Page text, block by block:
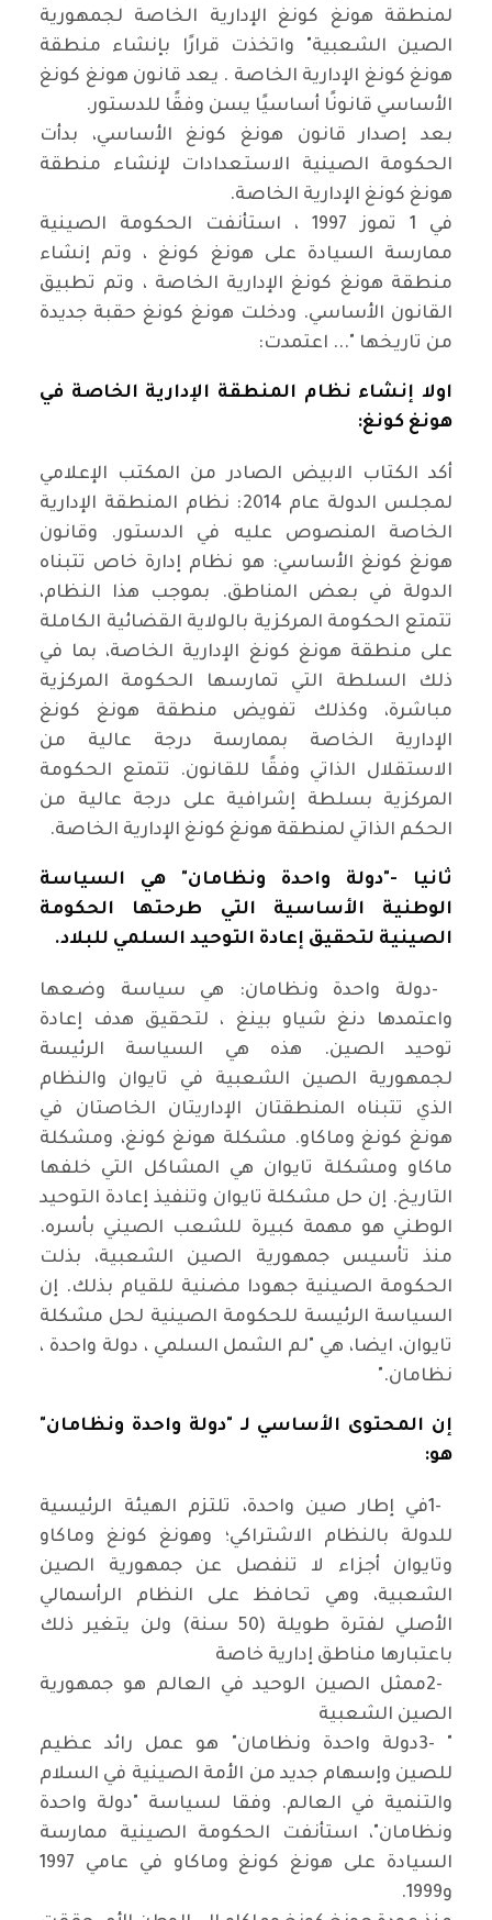
لمنطقة هونغ كونغ الإدارية الخاصة لجمهورية
الصين الشعبية" واتخذت قرارًا بإنشاء منطقة
هونغ كونغ الإدارية الخاصة . يعد قانون هونغ كونغ
الأساسي قانونًا أساسيًا يسن وفقًا للدستور.
بعد إصدار قانون هونغ كونغ الأساسي، بدأت
الحكومة الصينية الاستعدادات لإنشاء منطقة
هونغ كونغ الإدارية الخاصة.
في 1 تموز 1997 ، استأنفت الحكومة الصينية
ممارسة السيادة على هونغ كونغ ، وتم إنشاء
منطقة هونغ كونغ الإدارية الخاصة ، وتم تطبيق
القانون الأساسي. ودخلت هونغ كونغ حقبة جديدة
من تاريخها "... اعتمدت:
اولا إنشاء نظام المنطقة الإدارية الخاصة في
هونغ كونغ:
أكد الكتاب الابيض الصادر من المكتب الإعلامي
لمجلس الدولة عام 2014: نظام المنطقة الإدارية
الخاصة المنصوص عليه في الدستور. وقانون
هونغ كونغ الأساسي: هو نظام إدارة خاص تتبناه
الدولة في بعض المناطق. بموجب هذا النظام،
تتمتع الحكومة المركزية بالولاية القضائية الكاملة
على منطقة هونغ كونغ الإدارية الخاصة، بما في
ذلك السلطة التي تمارسها الحكومة المركزية
مباشرة، وكذلك تفويض منطقة هونغ كونغ
الإدارية الخاصة بممارسة درجة عالية من
الاستقلال الذاتي وفقًا للقانون. تتمتع الحكومة
المركزية بسلطة إشرافية على درجة عالية من
الحكم الذاتي لمنطقة هونغ كونغ الإدارية الخاصة.
ثانيا -"دولة واحدة ونظامان" هي السياسة
الوطنية الأساسية التي طرحتها الحكومة
الصينية لتحقيق إعادة التوحيد السلمي للبلاد.
-دولة واحدة ونظامان: هي سياسة وضعها
واعتمدها دنغ شياو بينغ ، لتحقيق هدف إعادة
توحيد الصين. هذه هي السياسة الرئيسة
لجمهورية الصين الشعبية في تايوان والنظام
الذي تتبناه المنطقتان الإداريتان الخاصتان في
هونغ كونغ وماكاو. مشكلة هونغ كونغ، ومشكلة
ماكاو ومشكلة تايوان هي المشاكل التي خلفها
التاريخ. إن حل مشكلة تايوان وتنفيذ إعادة التوحيد
الوطني هو مهمة كبيرة للشعب الصيني بأسره.
منذ تأسيس جمهورية الصين الشعبية، بذلت
الحكومة الصينية جهودا مضنية للقيام بذلك. إن
السياسة الرئيسة للحكومة الصينية لحل مشكلة
تايوان، ايضا، هي "لم الشمل السلمي ، دولة واحدة ،
نظامان".
إن المحتوى الأساسي لـ "دولة واحدة ونظامان"
هو:
1- في إطار صين واحدة، تلتزم الهيئة الرئيسية
للدولة بالنظام الاشتراكي؛ وهونغ كونغ وماكاو
وتايوان أجزاء لا تنفصل عن جمهورية الصين
الشعبية، وهي تحافظ على النظام الرأسمالي
الأصلي لفترة طويلة (50 سنة) ولن يتغير ذلك
باعتبارها مناطق إدارية خاصة
2-ممثل الصين الوحيد في العالم هو جمهورية
الصين الشعبية
3- "دولة واحدة ونظامان" هو عمل رائد عظيم
للصين وإسهام جديد من الأمة الصينية في السلام
والتنمية في العالم. وفقا لسياسة "دولة واحدة
ونظامان"، استأنفت الحكومة الصينية ممارسة
السيادة على هونغ كونغ وماكاو في عامي 1997
و1999
.